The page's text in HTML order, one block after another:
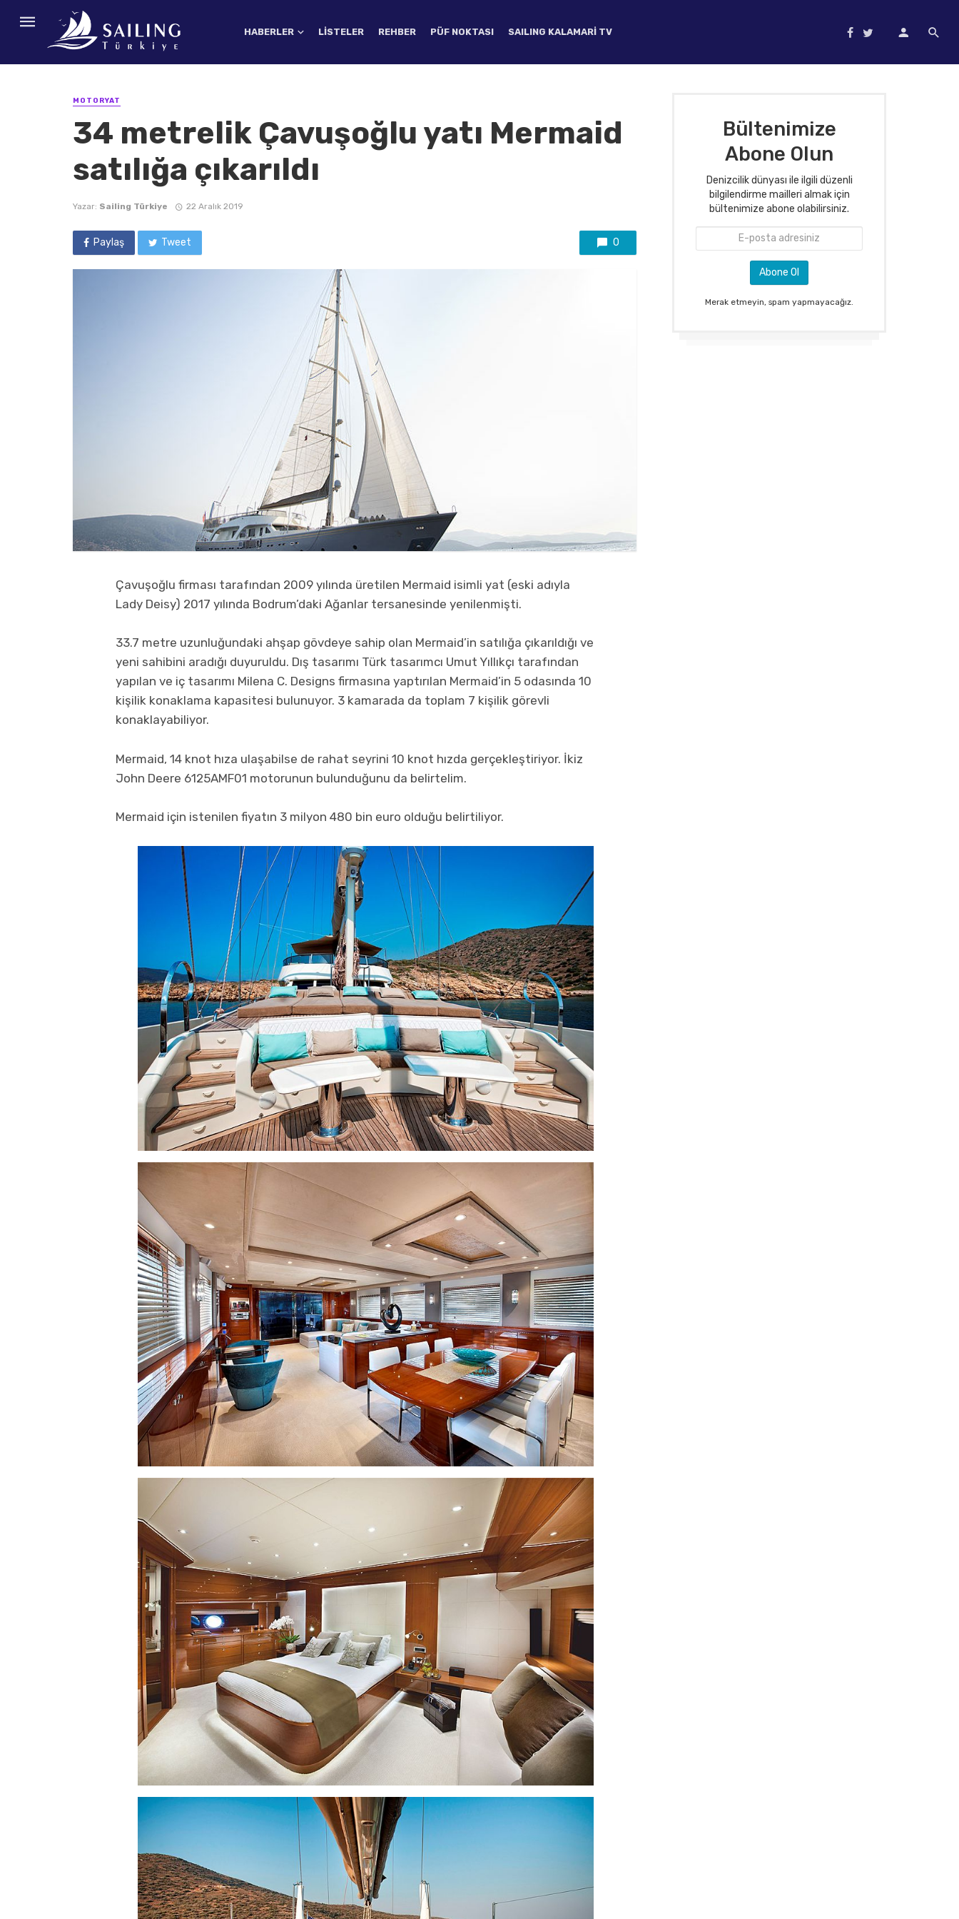
HABERLER LISTELER REHBER PÜF NOKTASI SAILING KALAMARI TV
MOTORYAT
34 metrelik Çavuşoğlu yatı Mermaid
satılığa çıkarıldı
Yazar: Sailing Türkiye 22 Aralık 2019
Paylaş Tweet 0
Çavuşoğlu firması tarafından 2009 yılında üretilen Mermaid isimli yat (eski adıyla
Lady Deisy) 2017 yılında Bodrum’daki Ağanlar tersanesinde yenilenmişti.
33.7 metre uzunluğundaki ahşap gövdeye sahip olan Mermaid’in satılığa çıkarıldığı ve
yeni sahibini aradığı duyuruldu. Dış tasarımı Türk tasarımcı Umut Yıllıkçı tarafından
yapılan ve iç tasarımı Milena C. Designs firmasına yaptırılan Mermaid’in 5 odasında 10
kişilik konaklama kapasitesi bulunuyor. 3 kamarada da toplam 7 kişilik görevli
konaklayabiliyor.
Mermaid, 14 knot hıza ulaşabilse de rahat seyrini 10 knot hızda gerçekleştiriyor. İkiz
John Deere 6125AMF01 motorunun bulunduğunu da belirtelim.
Mermaid için istenilen fiyatın 3 milyon 480 bin euro olduğu belirtiliyor.
Bültenimize
Abone Olun
Denizcilik dünyası ile ilgili düzenli
bilgilendirme mailleri almak için
bültenimize abone olabilirsiniz.
Merak etmeyin, spam yapmayacağız.